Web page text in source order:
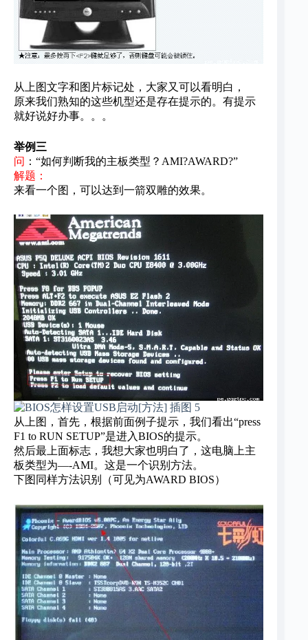
从上图文字和图片标记处，大家又可以看明白，
原来我们熟知的这些机型还是存在提示的。有提示
就好说好办事。。。
举例三
问 ：“如何判断我的主板类型？AMI?AWARD?”
解题：
来看一个图，可以达到一箭双雕的效果。
从上图，首先，根据前面例子提示，我们看出“press
F1 to RUN SETUP”是进入BIOS的提示。
然后最上面标志，我想大家也明白了，这电脑上主
板类型为—-AMI。这是一个识别方法。
下图同样方法识别（可见为AWARD BIOS）